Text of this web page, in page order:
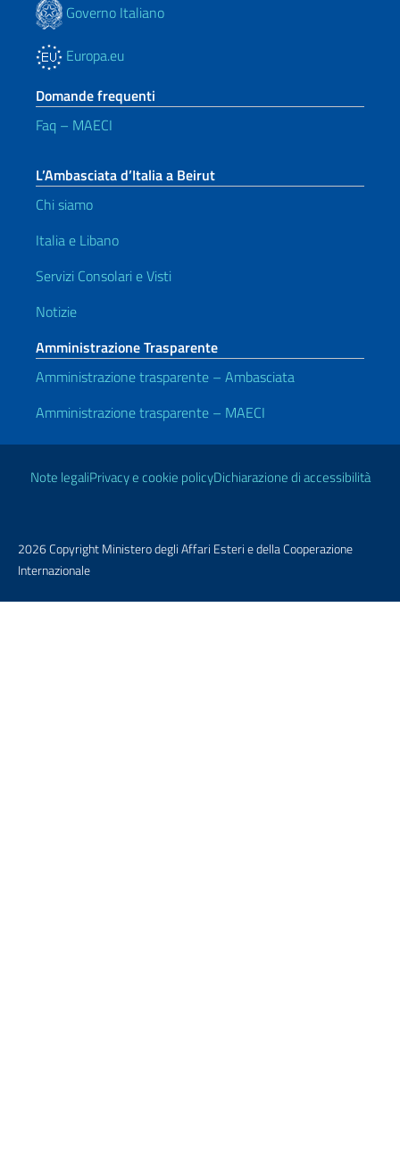
Governo Italiano
Europa.eu
Domande frequenti
Faq – MAECI
L’Ambasciata d’Italia a Beirut
Chi siamo
Italia e Libano
Servizi Consolari e Visti
Notizie
Amministrazione Trasparente
Amministrazione trasparente – Ambasciata
Amministrazione trasparente – MAECI
Link Utili
Note legaliPrivacy e cookie policyDichiarazione di accessibilità
2026 Copyright Ministero degli Affari Esteri e della Cooperazione
Internazionale